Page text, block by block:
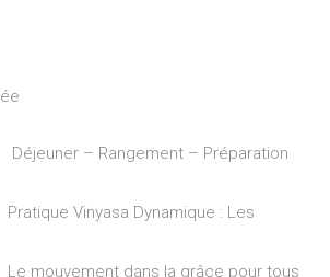
– Rangement – Préparation
Vinyasa Dynamique : Les
dans la grâce pour tous